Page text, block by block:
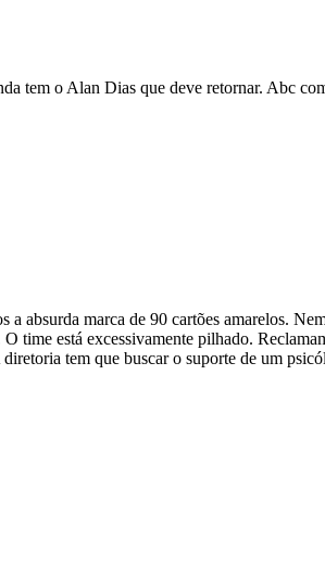
tem o Alan Dias que deve retornar. Abc
absurda marca de 90 cartões amarelos.
está excessivamente pilhado.
tem que buscar o suporte de um